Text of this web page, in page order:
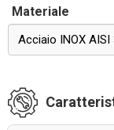
Materiale
Acciaio INOX AISI